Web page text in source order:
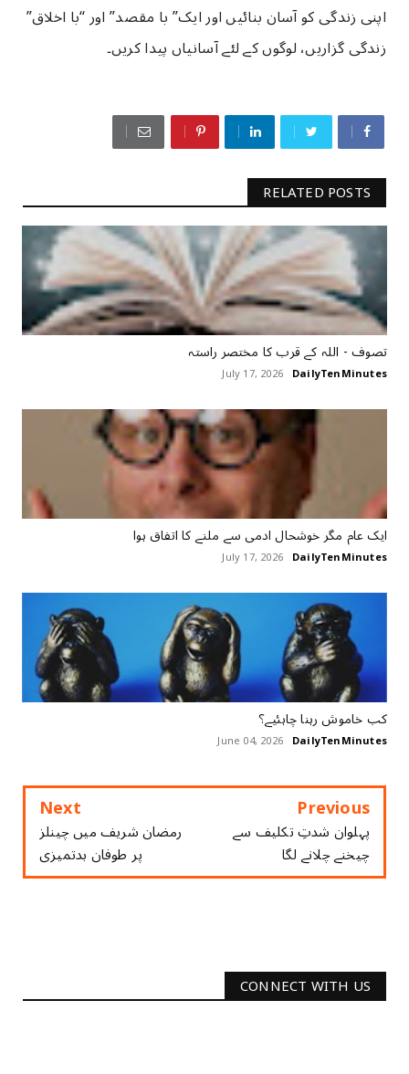
اپنی زندگی کو آسان بنائیں اور ایک” با مقصد” اور “با اخلاق”
زندگی گزاریں، لوگوں کے لئے آسانیاں پیدا کریں۔
RELATED POSTS
تصوف ‏- اللہ کے قرب کا مختصر راستہ
DailyTenMinutes
July 17, 2026
ایک عام ‏مگر ‏خوشحال ‏ادمی ‏سے ملنے کا اتفاق ہوا
DailyTenMinutes
July 17, 2026
کب خاموش رہنا چاہئیے؟
DailyTenMinutes
June 04, 2026
Previous
پہلوان شدتِ تکلیف سے
چیخنے چلانے لگا
Next
رمضان شریف میں چینلز
پر طوفان بدتمیزی
CONNECT WITH US